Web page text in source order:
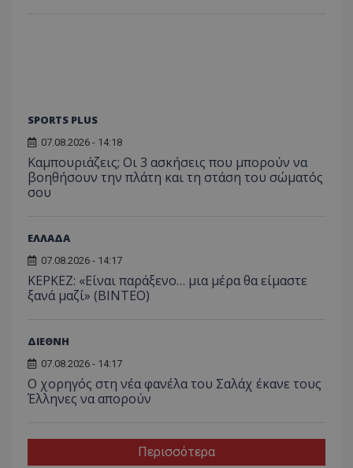
SPORTS PLUS
07.08.2026 - 14:18
Καμπουριάζεις; Οι 3 ασκήσεις που μπορούν να
βοηθήσουν την πλάτη και τη στάση του σώματός
σου
ΕΛΛΑΔΑ
07.08.2026 - 14:17
ΚΕΡΚΕΖ: «Είναι παράξενο… μια μέρα θα είμαστε
ξανά μαζί» (BINTEO)
ΔΙΕΘΝΗ
07.08.2026 - 14:17
Ο χορηγός στη νέα φανέλα του Σαλάχ έκανε τους
Έλληνες να απορούν
Περισσότερα